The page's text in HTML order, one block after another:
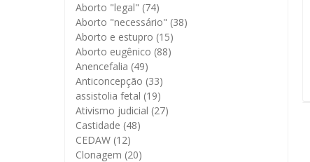
Aborto "legal" (74)
Aborto "necessário" (38)
Aborto e estupro (15)
Aborto eugênico (88)
Anencefalia (49)
Anticoncepção (33)
assistolia fetal (19)
Ativismo judicial (27)
Castidade (48)
CEDAW (12)
Clonagem (20)